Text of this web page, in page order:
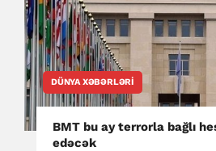
DÜNYA XƏBƏRLƏRI
BMT bu ay terrorla bağlı
edəcək